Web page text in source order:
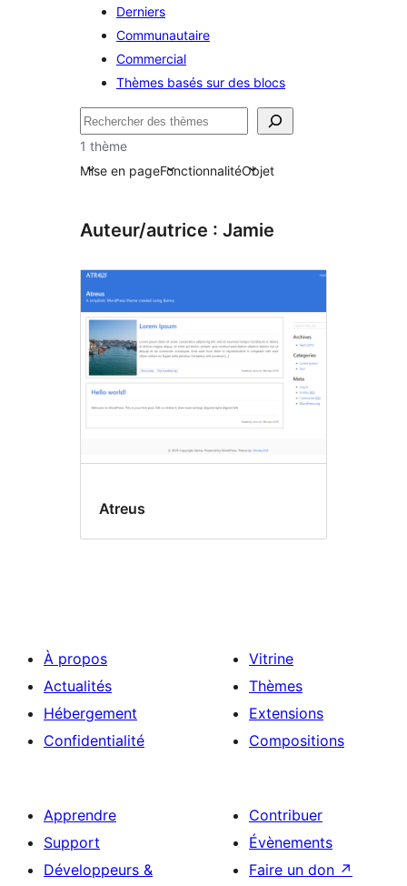
Derniers
Communautaire
Commercial
Thèmes basés sur des blocs
Rechercher
1 thème
Mise en pageFonctionnalitéObjet
Auteur/autrice : Jamie
Atreus
À propos
Actualités
Hébergement
Confidentialité
Vitrine
Thèmes
Extensions
Compositions
Apprendre
Support
Développeurs &
Contribuer
Évènements
Faire un don ↗